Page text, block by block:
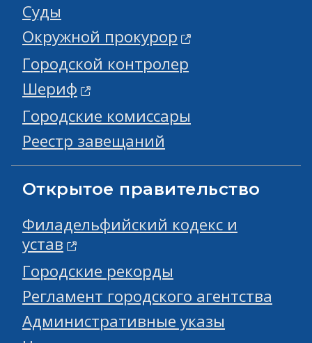
Суды
Окружной прокурор
Городской контролер
Шериф
Городские комиссары
Реестр завещаний
Открытое правительство
Филадельфийский кодекс и
устав
Городские рекорды
Регламент городского агентства
Административные указы